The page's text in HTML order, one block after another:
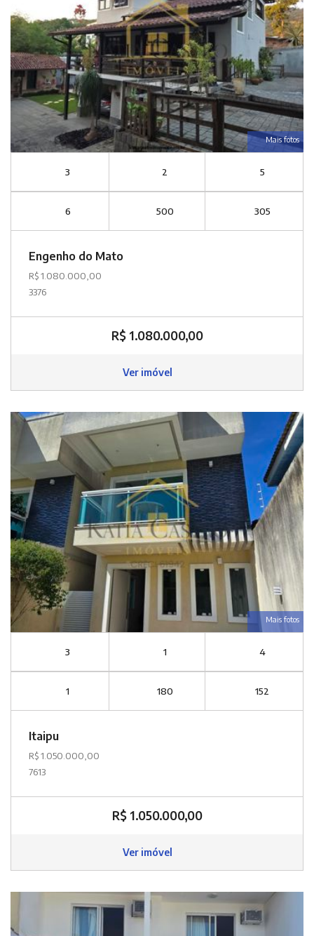
Mais fotos
3 2 5
6 500 305
Engenho do Mato
R$ 1.080.000,00
3376
R$ 1.080.000,00
Ver imóvel
Mais fotos
3 1 4
1 180 152
Itaipu
R$ 1.050.000,00
7613
R$ 1.050.000,00
Ver imóvel